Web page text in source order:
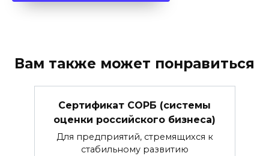
Вам также может понравиться
Сертификат СОРБ (системы
оценки российского бизнеса)
Для предприятий, стремящихся к
стабильному развитию